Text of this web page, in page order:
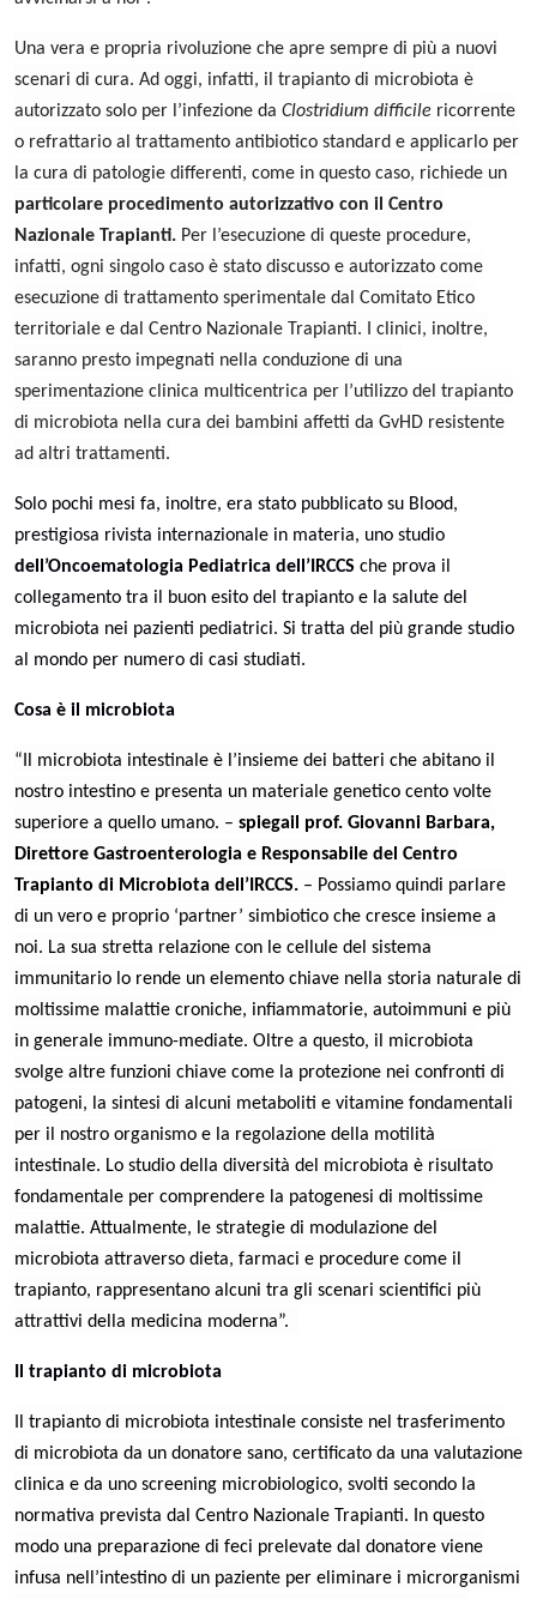
Una vera e propria rivoluzione che apre sempre di più a nuovi
scenari di cura. Ad oggi, infatti, il trapianto di microbiota è
autorizzato solo per l’infezione da Clostridium difficile ricorrente
o refrattario al trattamento antibiotico standard e applicarlo per
la cura di patologie differenti, come in questo caso, richiede un
particolare procedimento autorizzativo con il Centro
Nazionale Trapianti. Per l’esecuzione di queste procedure,
infatti, ogni singolo caso è stato discusso e autorizzato come
esecuzione di trattamento sperimentale dal Comitato Etico
territoriale e dal Centro Nazionale Trapianti. I clinici, inoltre,
saranno presto impegnati nella conduzione di una
sperimentazione clinica multicentrica per l’utilizzo del trapianto
di microbiota nella cura dei bambini affetti da GvHD resistente
ad altri trattamenti.
Solo pochi mesi fa, inoltre, era stato pubblicato su Blood,
prestigiosa rivista internazionale in materia, uno studio
dell’Oncoematologia Pediatrica dell’IRCCS che prova il
collegamento tra il buon esito del trapianto e la salute del
microbiota nei pazienti pediatrici. Si tratta del più grande studio
al mondo per numero di casi studiati.
Cosa è il microbiota
“Il microbiota intestinale è l’insieme dei batteri che abitano il
nostro intestino e presenta un materiale genetico cento volte
superiore a quello umano. – spiegail prof. Giovanni Barbara,
Direttore Gastroenterologia e Responsabile del Centro
Trapianto di Microbiota dell’IRCCS. – Possiamo quindi parlare
di un vero e proprio ‘partner’ simbiotico che cresce insieme a
noi. La sua stretta relazione con le cellule del sistema
immunitario lo rende un elemento chiave nella storia naturale di
moltissime malattie croniche, infiammatorie, autoimmuni e più
in generale immuno-mediate. Oltre a questo, il microbiota
svolge altre funzioni chiave come la protezione nei confronti di
patogeni, la sintesi di alcuni metaboliti e vitamine fondamentali
per il nostro organismo e la regolazione della motilità
intestinale. Lo studio della diversità del microbiota è risultato
fondamentale per comprendere la patogenesi di moltissime
malattie. Attualmente, le strategie di modulazione del
microbiota attraverso dieta, farmaci e procedure come il
trapianto, rappresentano alcuni tra gli scenari scientifici più
attrattivi della medicina moderna”.
Il trapianto di microbiota
Il trapianto di microbiota intestinale consiste nel trasferimento
di microbiota da un donatore sano, certificato da una valutazione
clinica e da uno screening microbiologico, svolti secondo la
normativa prevista dal Centro Nazionale Trapianti. In questo
modo una preparazione di feci prelevate dal donatore viene
infusa nell’intestino di un paziente per eliminare i microrganismi